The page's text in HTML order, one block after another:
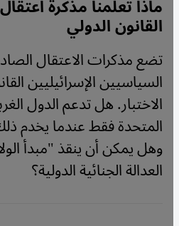
ماذا تُعلمنا مذكرة
القانون الدولي
تضع مذكرات الاعتقال
السياسيين الإسرائيليين
الاختبار. هل تدعم الدول
المتحدة فقط عندما يخدم
وهل يمكن أن ينقذ "مبدأ
العدالة الجنائية الدولية؟